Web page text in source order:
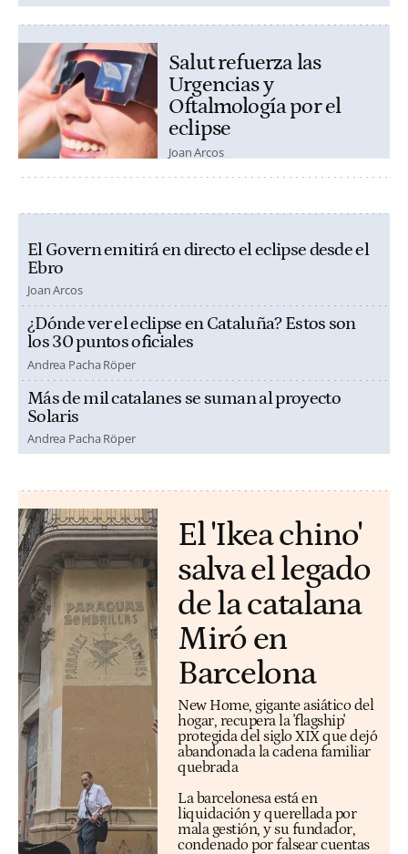
Salut refuerza las
Urgencias y
Oftalmología por el
eclipse
Joan Arcos
El Govern emitirá en directo el eclipse desde el
Ebro
Joan Arcos
¿Dónde ver el eclipse en Cataluña? Estos son
los 30 puntos oficiales
Andrea Pacha Röper
Más de mil catalanes se suman al proyecto
Solaris
Andrea Pacha Röper
El 'Ikea chino'
salva el legado
de la catalana
Miró en
Barcelona
New Home, gigante asiático del
hogar, recupera la 'flagship'
protegida del siglo XIX que dejó
abandonada la cadena familiar
quebrada
La barcelonesa está en
liquidación y querellada por
mala gestión, y su fundador,
condenado por falsear cuentas